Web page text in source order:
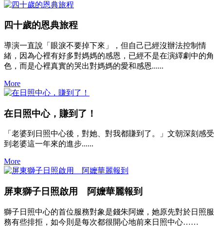
四十歲的恩典旅程
導演一直說「眼淚不要掉下來」，但自己已經沒辦法控制情
緒，因為心裡有好多對媽媽的感恩，已經不是在演繹劇中的角
色，而是心裡真實的哭出對媽媽的愛和感恩......
More
在日照中心，賺到了！
「老婆到日照中心後，對她、對我都賺到了。」文朝深刻感受
到老婆這一年來的進步......
More
屏東獅子日照啟用 阿嬤華麗報到
獅子日照中心的首位服務對象是錢朱阿嬤，她原先對於日照服
務有些排拒，如今則是每次都很開心地前來日照中心……